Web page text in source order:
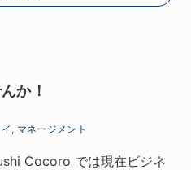
か！
, マネージメント
Cocoro では現在ビジネ